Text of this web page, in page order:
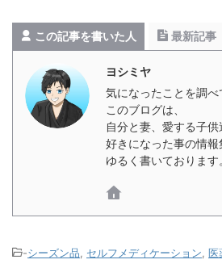
この記事を書いた人 最新記事
ヨシミヤ
気になったことを調べ
このブログは、
自分と妻、愛する子供
好きになった事の情報
ゆるく書いております
-シーズン品 セルフメディケーション 医